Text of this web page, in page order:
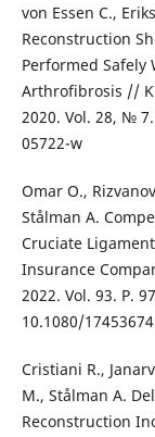
von Essen C.,
Reconstruction
Performed Safely
Arthrofibrosis //
2020. Vol. 28, №
05722-w
Omar O.,
Stålman A.
Cruciate
Insurance
2022. Vol. 93. Р.
10.1080/
Cristiani R.,
M., Stålman A.
Reconstruction